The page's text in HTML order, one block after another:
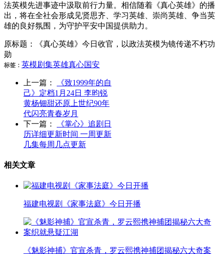
法英模先进事迹中汲取前行力量。相信随着《真心英雄》的播
出，将在全社会形成见贤思齐、学习英雄、崇尚英雄、争当英
雄的良好氛围，为守护平安中国提供助力。
原标题：《真心英雄》今日收官，以政法英模为镜传递不朽功
勋
标签： 英模剧集英雄真心国安
上一篇：
《致1999年的自
己》定档1月24日 李昀锐
黄杨钿甜还原上世纪90年
代闪亮青春岁月
下一篇：
《掌心》追剧日
历详细更新时间 一周更新
几集每周几点更新
相关文章
福建电视剧《家事法庭》今日开播
《魅影神捕》官宣杀青，罗云熙携神捕团揭秘六大奇案